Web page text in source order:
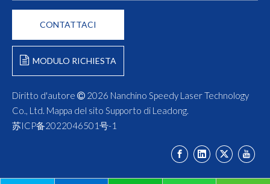
CONTATTACI
MODULO RICHIESTA
Diritto d'autore  2026 Nanchino Speedy Laser Technology
Co., Ltd. Mappa del sito Supporto di Leadong.
苏ICP备2022046501号-1